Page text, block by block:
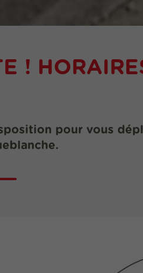
!
pour vous